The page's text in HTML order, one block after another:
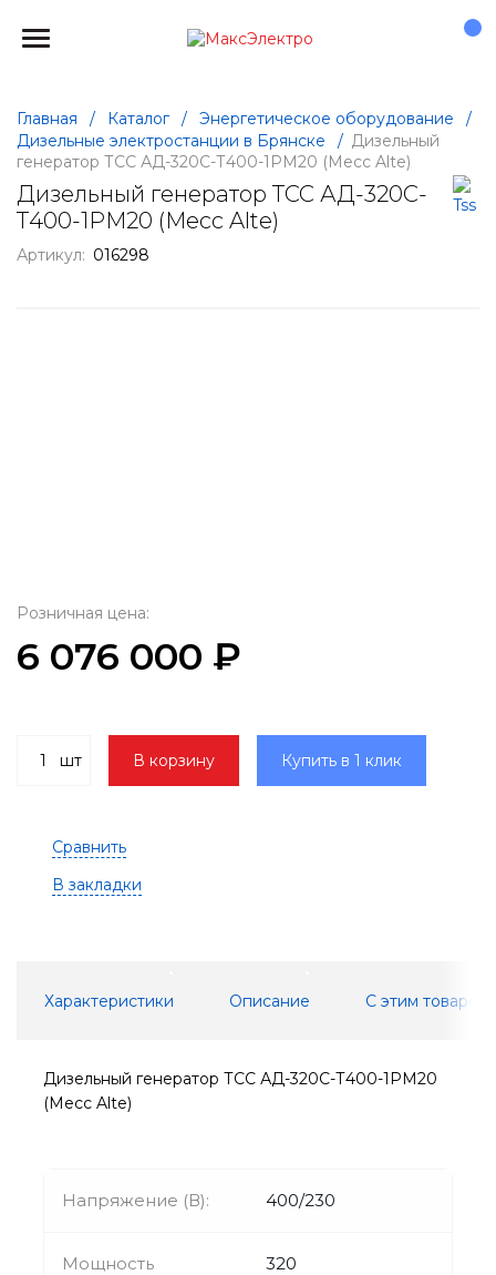
Главная / Каталог / Энергетическое оборудование
/
Дизельные электростанции в Брянске
/ Дизельный
генератор ТСС АД-320С-Т400-1РМ20 (Mecc Alte)
Дизельный генератор ТСС АД-320С-
Т400-1РМ20 (Mecc Alte)
Артикул: 016298
Розничная цена:
6 076 000 ₽
шт В корзину Купить в 1 клик
Сравнить
В закладки
Характеристики Описание С этим товаром
Дизельный генератор ТСС АД-320С-Т400-1РМ20
(Mecc Alte)
Напряжение (В): 400/230
Мощность
320